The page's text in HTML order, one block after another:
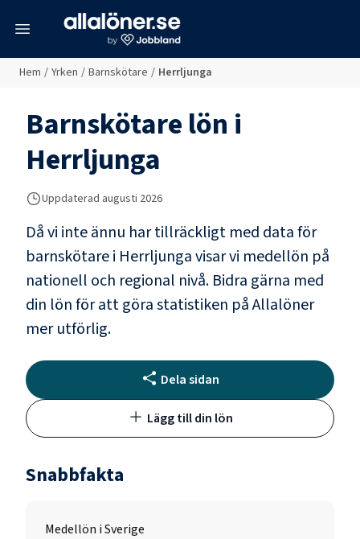
Hem / Yrken / Barnskötare / Herrljunga
Barnskötarelön i
Herrljunga
Uppdaterad augusti 2026
Då vi inte ännu har tillräckligt med data för
barnskötarei Herrljungavisar vi medellön på
nationell och regional nivå. Bidra gärna med
din lön för att göra statistiken på Allalöner
mer utförlig.
Dela sidan
Lägg till din lön
Snabbfakta
Medellön i Sverige